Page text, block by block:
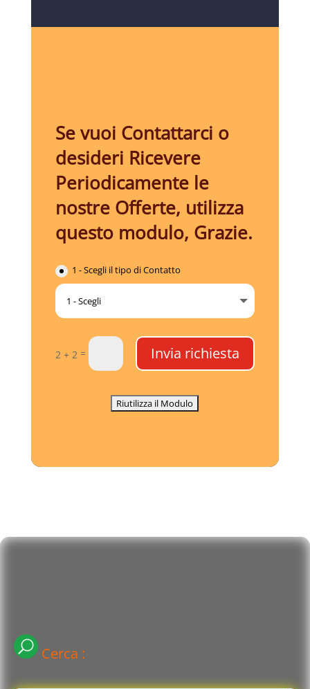
Se vuoi Contattarci o
desideri Ricevere
Periodicamente le
nostre Offerte, utilizza
questo modulo, Grazie.
1 - Scegli il tipo di Contatto
2 + 2 = Invia richiesta
Cerca :